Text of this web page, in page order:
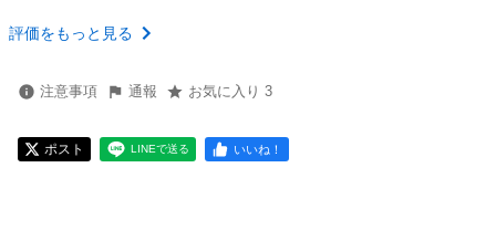
評価をもっと見る
注意事項 通報 お気に入り 3
ポスト LINEで送る いいね！